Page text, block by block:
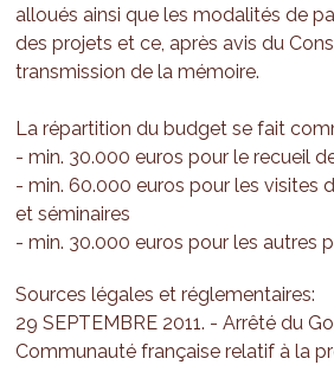
alloués ainsi que les modalités de
des projets et ce, après avis du
transmission de la mémoire.
La répartition du budget se fait
- min. 30.000 euros pour le recueil
- min. 60.000 euros pour les visites
et séminaires
- min. 30.000 euros pour les autres
Sources légales et réglementaires:
29 SEPTEMBRE 2011. - Arrêté du
Communauté française relatif à la